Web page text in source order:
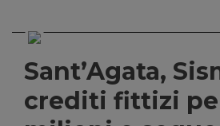
Sant’Agata,
crediti fittizi